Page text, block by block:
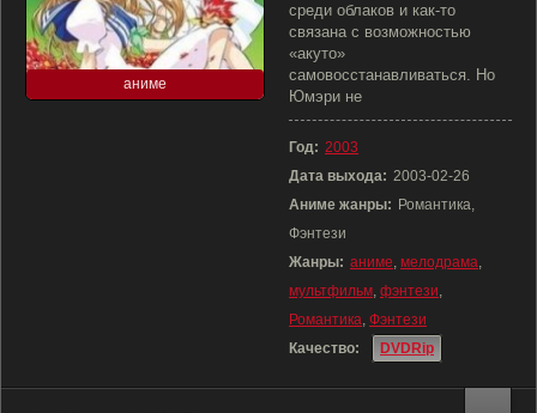
аниме
среди облаков и как-то
связана с возможностью
«акуто»
самовосстанавливаться. Но
Юмэри не
Год: 2003
Дата выхода: 2003-02-26
Аниме жанры: Романтика,
Фэнтези
Жанры: аниме, мелодрама,
мультфильм, фэнтези,
Романтика, Фэнтези
Качество:
DVDRip